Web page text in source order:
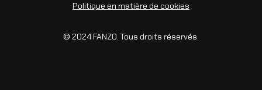
© 2024 FANZO. Tous droits réservés.
Politique en matière de cookies